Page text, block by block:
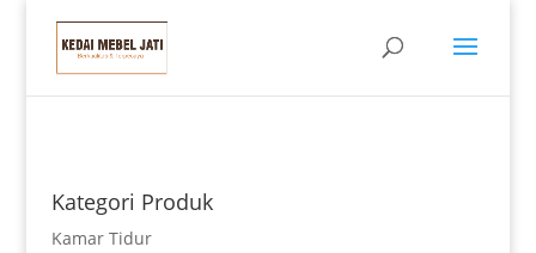
Kategori Produk
Kamar Tidur